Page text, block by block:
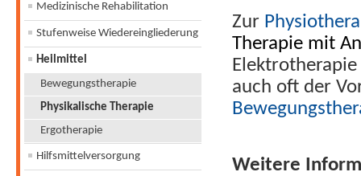
Medizinische Rehabilitation
Stufenweise Wiedereingliederung
Heilmittel
Bewegungstherapie
Physikalische Therapie
Ergotherapie
Hilfsmittelversorgung
Zur
Therapie mit
auch oft der
Weitere